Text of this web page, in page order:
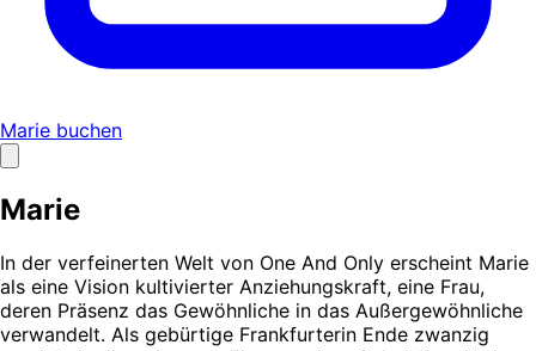
Marie buchen
Marie
In der verfeinerten Welt von One And Only erscheint Marie
als eine Vision kultivierter Anziehungskraft, eine Frau,
deren Präsenz das Gewöhnliche in das Außergewöhnliche
verwandelt. Als gebürtige Frankfurterin Ende zwanzig